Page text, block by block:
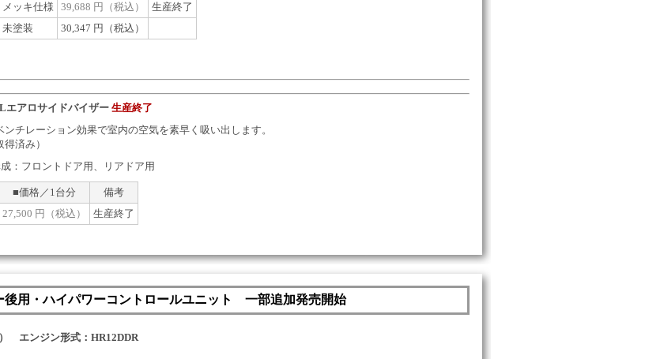
メッキ仕様 39,688 円（税込）
生産終了
未塗装
30,347 円（税込）
エアロサイドバイザー 生産終了
ンチレーション効果で室内の空気を素早く吸い出します。
得済み）
：フロントドア用、リアドア用
■価格／1台分
備考
27,500 円（税込） 生産終了
用・ハイパワーコントロールユニット 一部追加発売開始
エンジン形式：HR12DDR